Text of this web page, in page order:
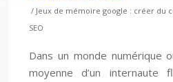
/ Jeux de mémoire google : créer du
SEO
Dans un monde numérique
moyenne d’un internaute